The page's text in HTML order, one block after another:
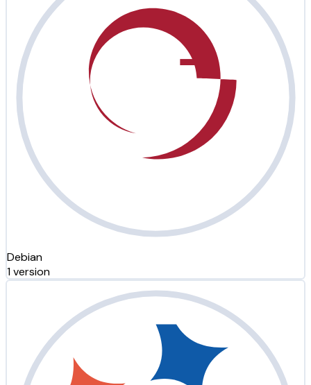
Debian
1 version